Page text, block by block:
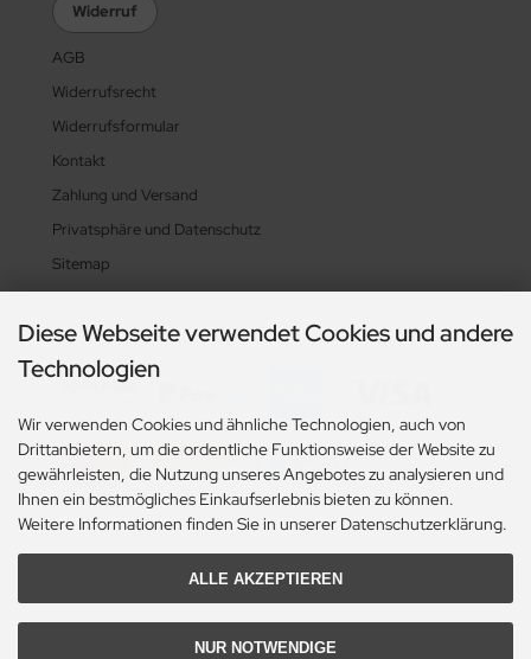
Widerruf
AGB
Widerrufsrecht
Widerrufsformular
Kontakt
Zahlung und Versand
Privatsphäre und Datenschutz
Sitemap
Zahlungsarten
Alle Preise exkl. gesetzl. MwSt. zzgl.Versandkosten. Die durchgestrichenen Preise
entsprechen dem bisherigen Preis bei Flaschen-Handel.eu.
Flaschen-Handel.eu © 2026 | Template © 2009-2026 by modified eCommerce
Shopsoftware
Diese Webseite verwendet Cookies und andere
Technologien
Wir verwenden Cookies und ähnliche Technologien, auch von
Drittanbietern, um die ordentliche Funktionsweise der Website zu
gewährleisten, die Nutzung unseres Angebotes zu analysieren und
Ihnen ein bestmögliches Einkaufserlebnis bieten zu können.
Weitere Informationen finden Sie in unserer Datenschutzerklärung.
ALLE AKZEPTIEREN
NUR NOTWENDIGE